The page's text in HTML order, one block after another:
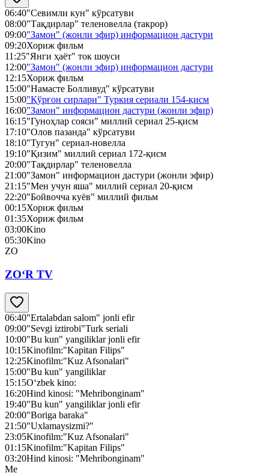
06:40"Севимли кун" кўрсатуви
08:00"Тақдирлар" теленовелла (такрор)
09:00"Замон" (жонли эфир) информацион дастури
09:20Хориж фильм
11:25"Янги ҳаёт" ток шоуси
12:00"Замон" (жонли эфир) информацион дастури
12:15Хориж фильм
15:00"Намасте Болливуд" кўрсатуви
15:00"Қўрғон сирлари" Туркия сериали 154-қисм
16:00"Замон" информацион дастури (жонли эфир)
16:15"Гуноҳлар сояси" миллий сериал 25-қисм
17:10"Олов пазанда" кўрсатуви
18:10"Тугун" сериал-новелла
19:10"Қизим" миллий сериал 172-қисм
20:00"Тақдирлар" теленовелла
21:00"Замон" информацион дастури (жонли эфир)
21:15"Мен учун яша" миллий сериал 20-қисм
22:20"Бойвочча куёв" миллий фильм
00:15Хориж фильм
01:35Хориж фильм
03:00Kino
05:30Kino
ZO
ZO‘R TV
06:40"Ertalabdan salom" jonli efir
09:00"Sevgi iztirobi"Turk seriali
10:00"Bu kun" yangiliklar jonli efir
10:15Kinofilm:"Kapitan Filips"
12:25Kinofilm:"Kuz Afsonalari"
15:00"Bu kun" yangiliklar
15:15O‘zbek kino:
16:20Hind kinosi: "Mehribonginam"
19:40"Bu kun" yangiliklar jonli efir
20:00"Boriga baraka"
21:50"Uxlamaysizmi?"
23:05Kinofilm:"Kuz Afsonalari"
01:15Kinofilm:"Kapitan Filips"
03:20Hind kinosi: "Mehribonginam"
Me